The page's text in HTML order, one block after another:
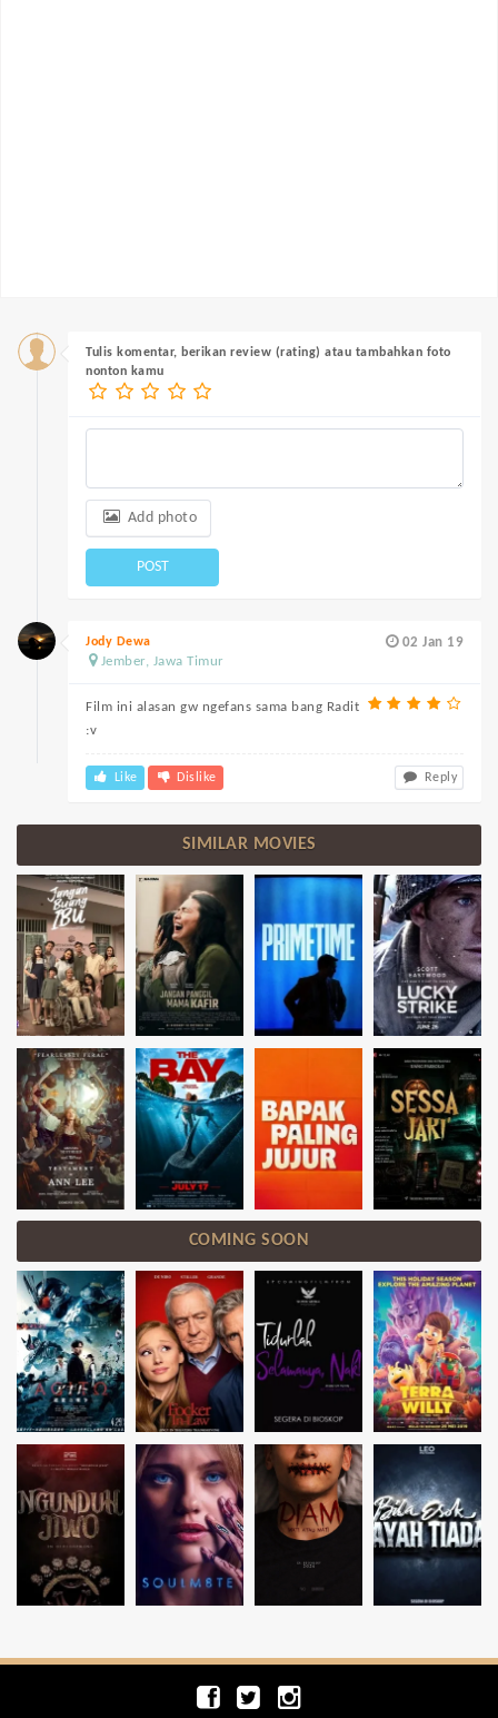
Tulis komentar, berikan review (rating) atau tambahkan foto
nonton kamu
Add photo
POST
02 Jan 19
Jody Dewa
Jember, Jawa Timur
Film ini alasan gw ngefans sama bang Radit
:v
Like Dislike Reply
SIMILAR MOVIES
COMING SOON